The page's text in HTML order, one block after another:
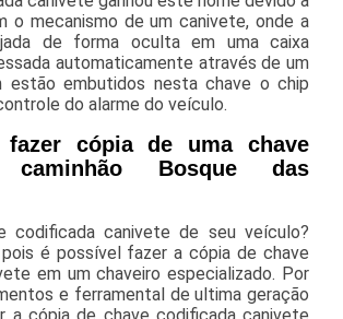
o mecanismo de um canivete, onde a
de forma oculta em uma caixa
automaticamente através de um
estão embutidos nesta chave o chip
do alarme do veículo.
cópia de uma chave
caminhão Bosque das
codificada canivete de seu veículo?
pois é possível fazer a cópia de chave
em um chaveiro especializado. Por
e ferramental de ultima geração